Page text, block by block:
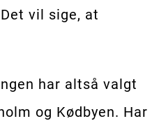
vil sige, at
har altså valgt
og Kødbyen. Har